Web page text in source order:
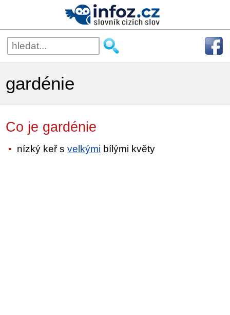
gardénie
Co je gardénie
nízký keř svelkými bílými květy